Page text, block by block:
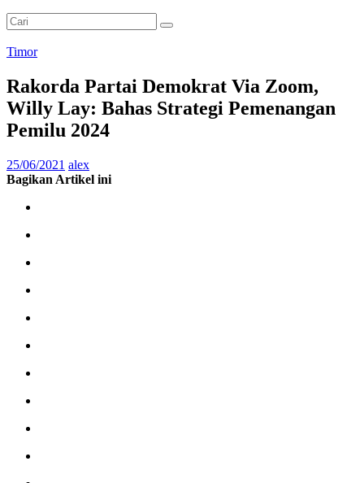
Timor
Rakorda Partai Demokrat Via Zoom,
Willy Lay: Bahas Strategi Pemenangan
Pemilu 2024
25/06/2021 alex
Bagikan Artikel ini